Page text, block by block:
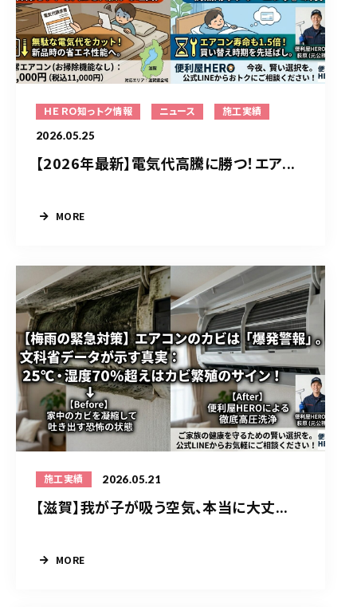
ＨＥＲＯ知っトク情報 ニュース 施工実績
2026.05.25
【2026年最新】電気代高騰に勝つ！エア...
MORE
施工実績 2026.05.21
【滋賀】我が子が吸う空気、本当に大丈...
MORE